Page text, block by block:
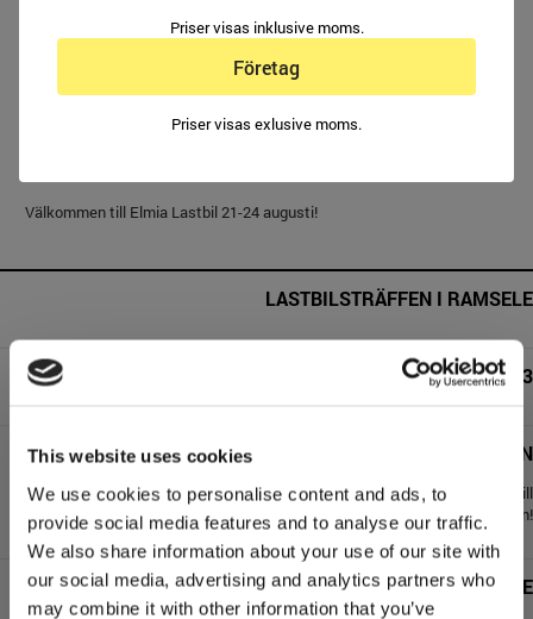
This website uses cookies
We use cookies to personalise content and ads, to
provide social media features and to analyse our traffic.
We also share information about your use of our site with
our social media, advertising and analytics partners who
may combine it with other information that you’ve
Under fyra dagar samlas en hel bransch i Jönköping. Passa på att
besöka vår monter på Elmia Lastbil. Där har du möjlighet att titta och
arbetskläder för just dig.
Välkommen till Elmia Lastbil 21-24 augusti!
LASTBILSTRÄFFEN I RAMSELE
SWEDISH FORESTRY EXPO 2023
WEXMAN STÖDJER BARNCANCERFONDEN
Vi sponsrar Team Rynkeby som i sin tur samlat in nästan 35 miljoner till
Barncancerfonden!
IMAGINE A WORLD IN PEACE
Priser visas inklusive moms.
Företag
Priser visas exlusive moms.